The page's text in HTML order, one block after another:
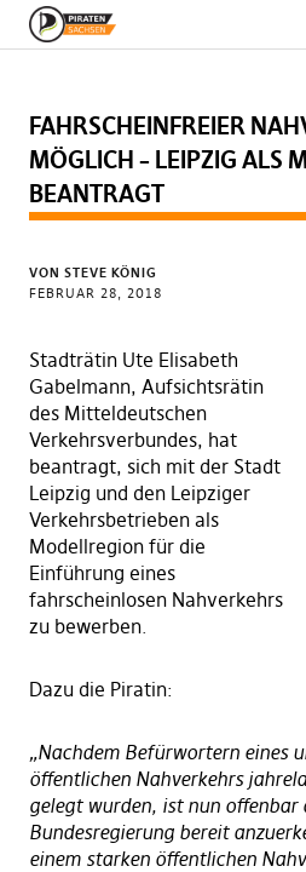
FAHRSCHEINFREIER
MÖGLICH – LEIPZIG ALS
BEANTRAGT
VON STEVE KÖNIG
FEBRUAR 28, 2018
Stadträtin Ute Elisabeth
Gabelmann, Aufsichtsrätin
des Mitteldeutschen
Verkehrsverbundes, hat
beantragt, sich mit der Stadt
Leipzig und den Leipziger
Verkehrsbetrieben als
Modellregion für die
Einführung eines
fahrscheinlosen Nahverkehrs
zu bewerben.
Dazu die Piratin:
„Nachdem Befürwortern eines
öffentlichen Nahverkehrs
gelegt wurden, ist nun offenbar
Bundesregierung bereit
einem starken öffentlichen